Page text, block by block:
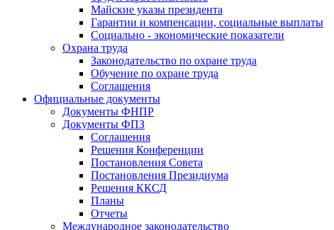
Майские указы президента
Гарантии и компенсации, социальные выплаты
Социально - экономические показатели
Охрана труда
Законодательство по охране труда
Обучение по охране труда
Соглашения
Официальные документы
Документы ФНПР
Документы ФПЗ
Соглашения
Решения Конференции
Постановления Совета
Постановления Президиума
Решения ККСД
Планы
Отчеты
Международное законодательство